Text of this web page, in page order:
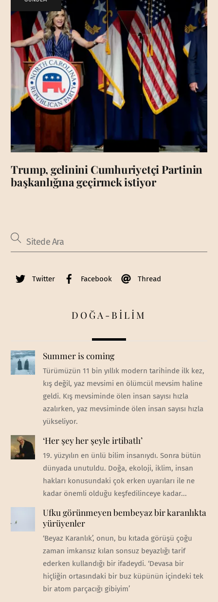
Trump, gelinini Cumhuriyetçi Partinin
başkanlığına geçirmek istiyor
Twitter Facebook Thread
DOĞA-BİLİM
Summer is coming
Türümüzün 11 bin yıllık modern tarihinde ilk kez,
kış değil, yaz mevsimi en ölümcül mevsim haline
geldi. Kış mevsiminde ölen insan sayısı hızla
azalırken, yaz mevsiminde ölen insan sayısı hızla
yükseliyor.
‘Her şey her şeyle irtibatlı’
19. yüzyılın en ünlü bilim insanıydı. Sonra bütün
dünyada unutuldu. Doğa, ekoloji, iklim, insan
hakları konusundaki çok erken uyarıları ile ne
kadar önemli olduğu keşfedilinceye kadar...
Ufku görünmeyen bembeyaz bir karanlıkta
yürüyenler
‘Beyaz Karanlık’, onun, bu kıtada görüşü çoğu
zaman imkansız kılan sonsuz beyazlığı tarif
ederken kullandığı bir ifadeydi. ‘Devasa bir
hiçliğin ortasındaki bir buz küpünün içindeki tek
bir atom parçacığı gibiyim’